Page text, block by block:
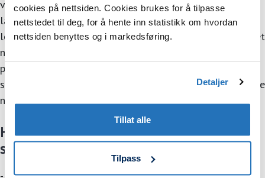
cookies på nettsiden. Cookies brukes for å tilpasse
nettstedet til deg, for å hente inn statistikk om hvordan
nettsiden benyttes og i markedsføring.
Detaljer
Tillat alle
Tilpass
vårt tette samarbeid med dem alle bærer mer preg av
langsiktige partnerskap enn et ordinært kunde-
leverandørforhold. Etter hvert har dette utviklet seg til et
nettverkssamarbeid hvor nye og gamle deltagere tjener
på at flere kommer til. Gevinstene øker for alle ved at
stadig flere av aktørene i Norden blir en del av det samme
nettverket, utdyper Bjørn.
Hvor mange ansatte hadde Millum i
starten?